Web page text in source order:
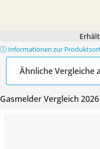
ⓘ Informationen zur
Ähnliche Vergleiche
Gasmelder Vergleich